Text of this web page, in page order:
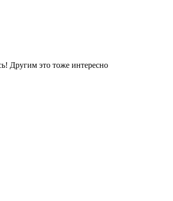
Другим это тоже интересно